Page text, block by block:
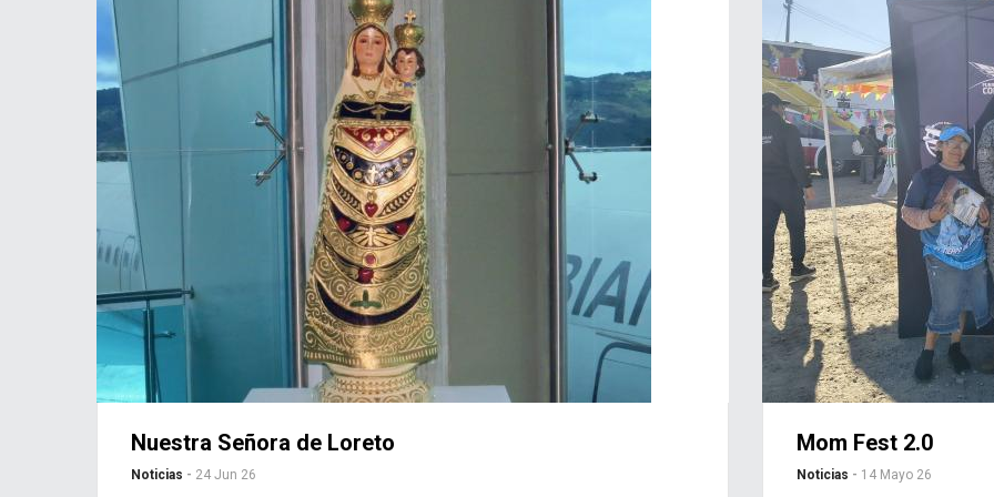
Mom Fest 2.0
Noticias - 14 Mayo 26
Programa PISAJ 22
Noticias - 25 Abr 26